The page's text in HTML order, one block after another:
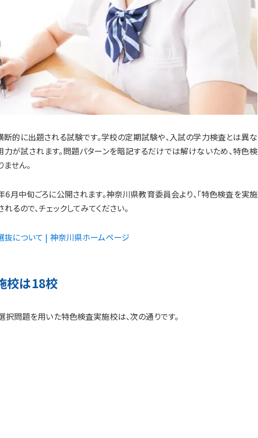
的に出題される試験です。学校の定期試験や、入試の学力検査とは異な
力が試されます。問題パターンを暗記するだけでは解けないため、特色検
せん。
月中旬ごろに公開されます。神奈川県教育委員会より、「特色検査を実施
るので、チェックしてみてください。
について | 神奈川県ホームページ
校は18校
問題を用いた特色検査実施校は、次の通りです。